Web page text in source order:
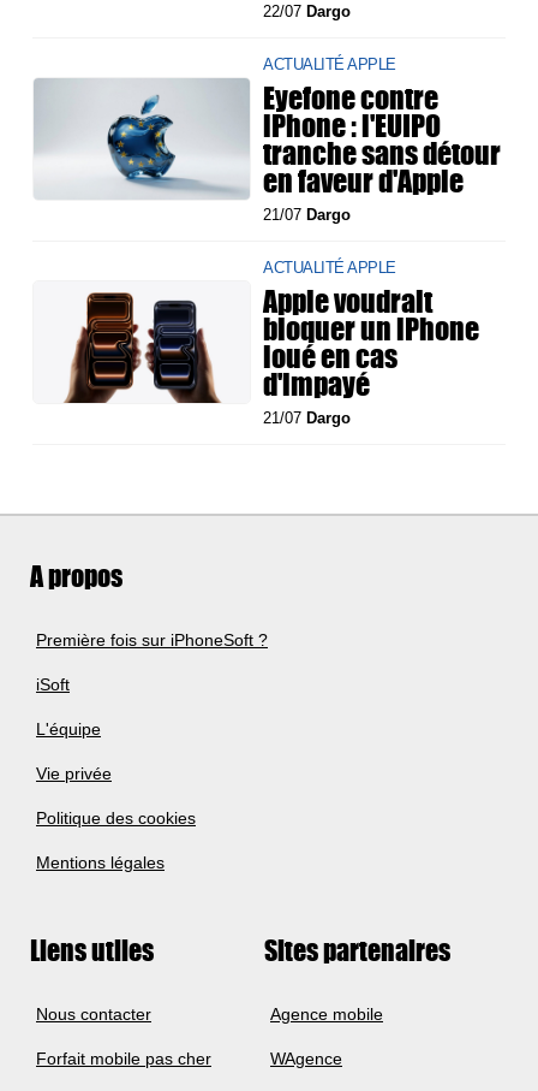
22/07 Dargo
ACTUALITÉ APPLE
Eyefone contre
iPhone : l'EUIPO
tranche sans détour
en faveur d'Apple
21/07 Dargo
ACTUALITÉ APPLE
Apple voudrait
bloquer un iPhone
loué en cas
d'impayé
21/07 Dargo
A propos
Première fois sur iPhoneSoft ?
iSoft
L'équipe
Vie privée
Politique des cookies
Mentions légales
Liens utiles
Nous contacter
Forfait mobile pas cher
Sites partenaires
Agence mobile
WAgence